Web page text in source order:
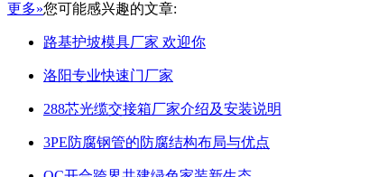
更多»您可能感兴趣的文章:
路基护坡模具厂家 欢迎你
洛阳专业快速门厂家
288芯光缆交接箱厂家介绍及安装说明
3PE防腐钢管的防腐结构布局与优点